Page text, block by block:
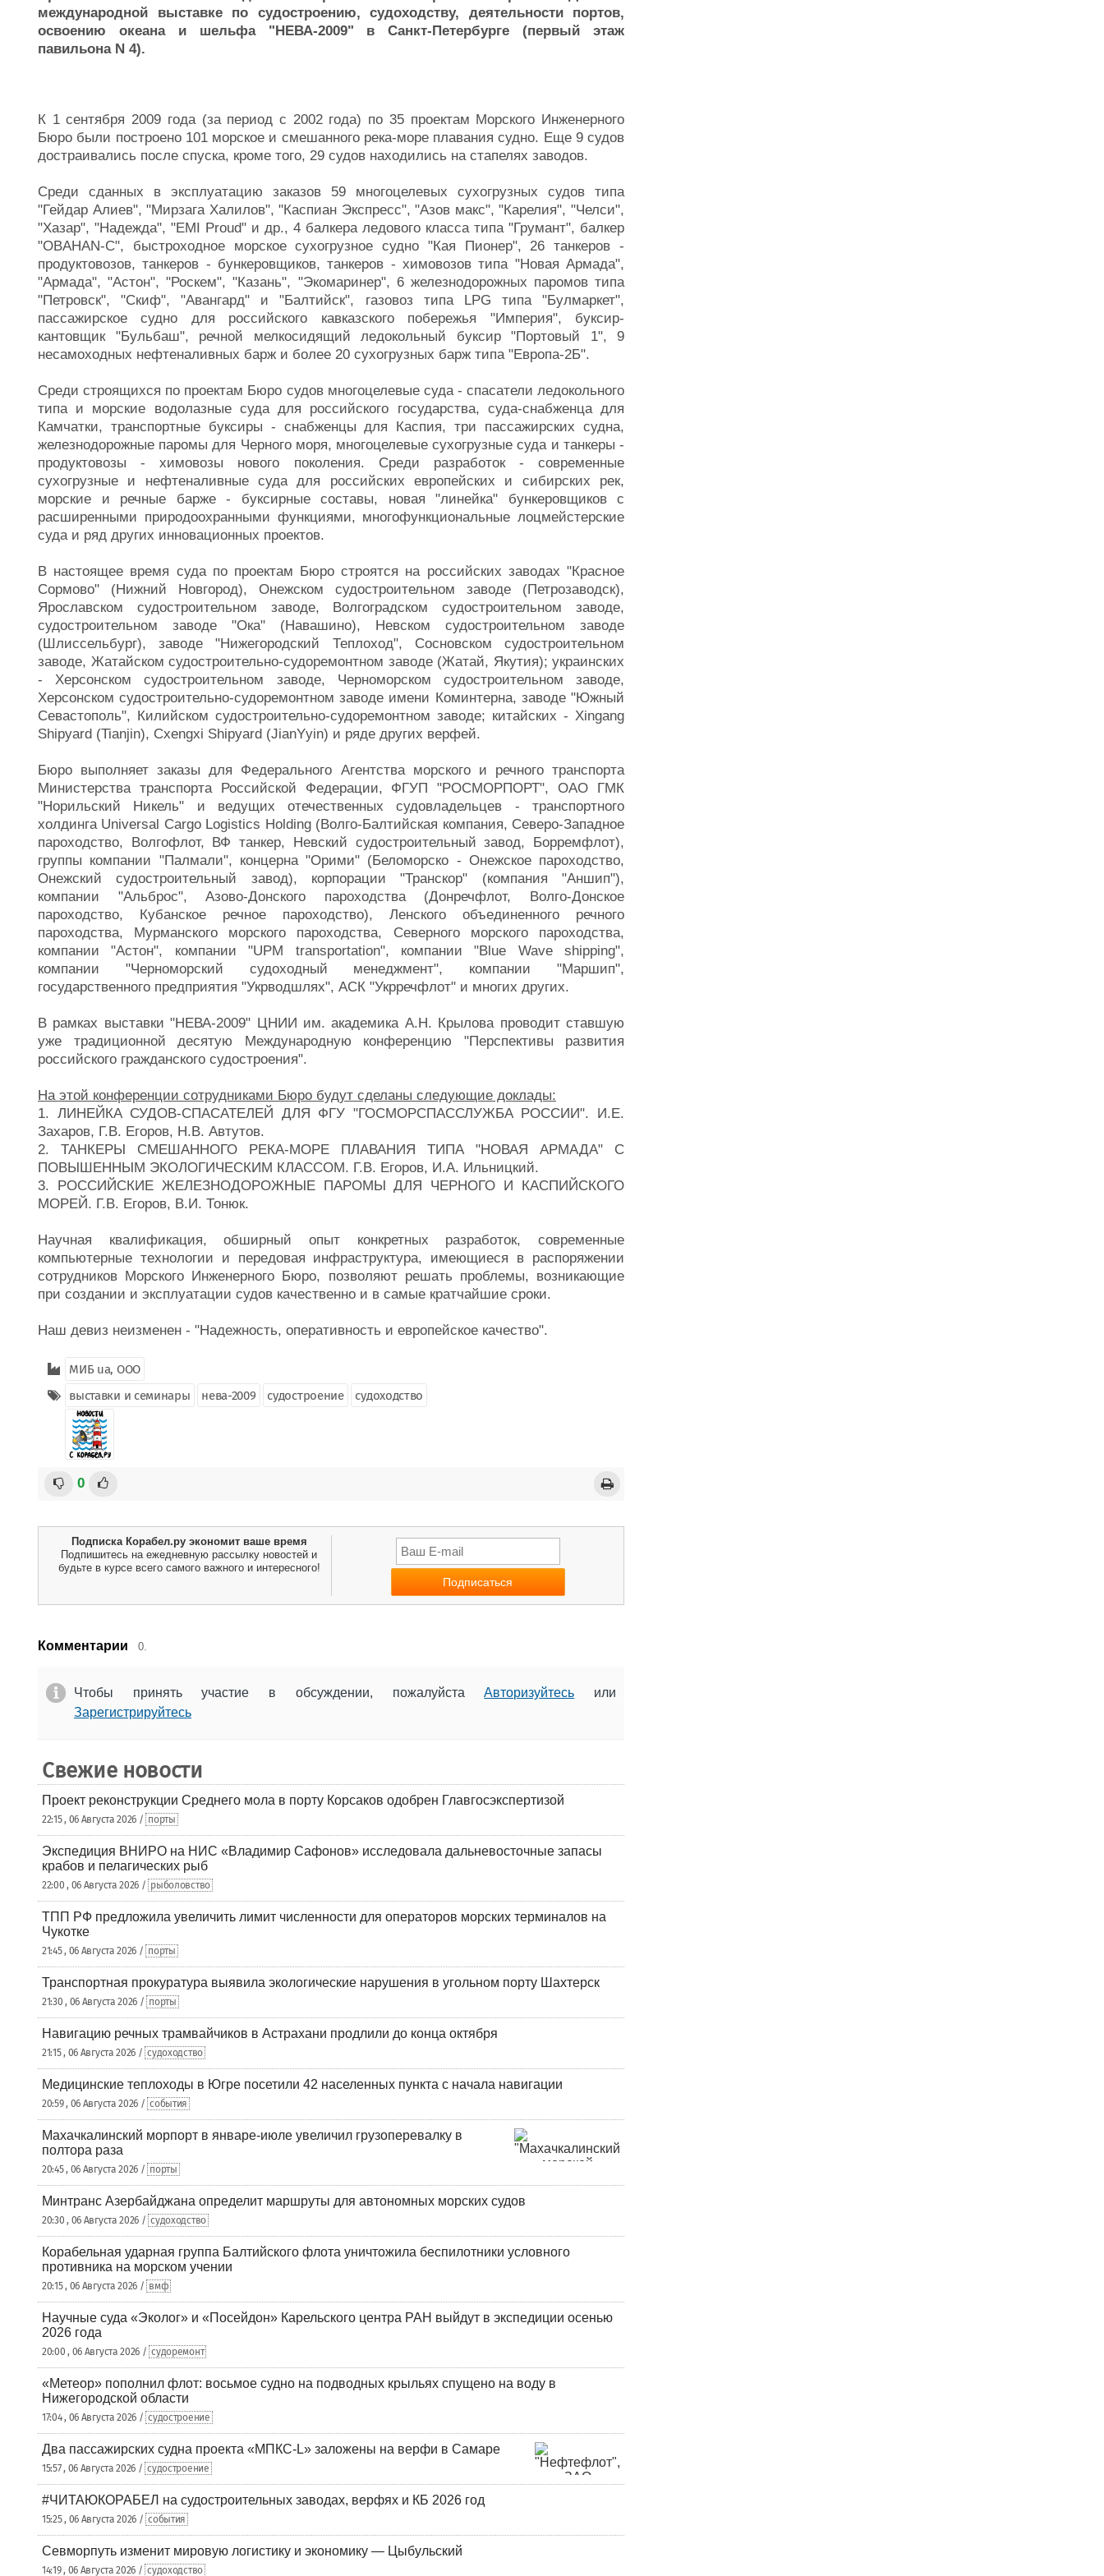
международной выставке по судостроению, судоходству, деятельности портов,
освоению океана и шельфа "НЕВА-2009" в Санкт-Петербурге (первый этаж
павильона N 4).
К 1 сентября 2009 года (за период с 2002 года) по 35 проектам Морского Инженерного
Бюро были построено 101 морское и смешанного река-море плавания судно. Еще 9 судов
достраивались после спуска, кроме того, 29 судов находились на стапелях заводов.
Среди сданных в эксплуатацию заказов 59 многоцелевых сухогрузных судов типа
"Гейдар Алиев", "Мирзага Халилов", "Каспиан Экспресс", "Азов макс", "Карелия", "Челси",
"Хазар", "Надежда", "EMI Proud" и др., 4 балкера ледового класса типа "Грумант", балкер
"OBAHAN-C", быстроходное морское сухогрузное судно "Кая Пионер", 26 танкеров -
продуктовозов, танкеров - бункеровщиков, танкеров - химовозов типа "Новая Армада",
"Армада", "Астон", "Роскем", "Казань", "Экомаринер", 6 железнодорожных паромов типа
"Петровск", "Скиф", "Авангард" и "Балтийск", газовоз типа LPG типа "Булмаркет",
пассажирское судно для российского кавказского побережья "Империя", буксир-
кантовщик "Бульбаш", речной мелкосидящий ледокольный буксир "Портовый 1", 9
несамоходных нефтеналивных барж и более 20 сухогрузных барж типа "Европа-2Б".
Среди строящихся по проектам Бюро судов многоцелевые суда - спасатели ледокольного
типа и морские водолазные суда для российского государства, суда-снабженца для
Камчатки, транспортные буксиры - снабженцы для Каспия, три пассажирских судна,
железнодорожные паромы для Черного моря, многоцелевые сухогрузные суда и танкеры -
продуктовозы - химовозы нового поколения. Среди разработок - современные
сухогрузные и нефтеналивные суда для российских европейских и сибирских рек,
морские и речные барже - буксирные составы, новая "линейка" бункеровщиков с
расширенными природоохранными функциями, многофункциональные лоцмейстерские
суда и ряд других инновационных проектов.
В настоящее время суда по проектам Бюро строятся на российских заводах "Красное
Сормово" (Нижний Новгород), Онежском судостроительном заводе (Петрозаводск),
Ярославском судостроительном заводе, Волгоградском судостроительном заводе,
судостроительном заводе "Ока" (Навашино), Невском судостроительном заводе
(Шлиссельбург), заводе "Нижегородский Теплоход", Сосновском судостроительном
заводе, Жатайском судостроительно-судоремонтном заводе (Жатай, Якутия); украинских
- Херсонском судостроительном заводе, Черноморском судостроительном заводе,
Херсонском судостроительно-судоремонтном заводе имени Коминтерна, заводе "Южный
Севастополь", Килийском судостроительно-судоремонтном заводе; китайских - Xingang
Shipyard (Tianjin), Cxengxi Shipyard (JianYyin) и ряде других верфей.
Бюро выполняет заказы для Федерального Агентства морского и речного транспорта
Министерства транспорта Российской Федерации, ФГУП "РОСМОРПОРТ", ОАО ГМК
"Норильский Никель" и ведущих отечественных судовладельцев - транспортного
холдинга Universal Cargo Logistics Holding (Волго-Балтийская компания, Северо-Западное
пароходство, Волгофлот, ВФ танкер, Невский судостроительный завод, Борремфлот),
группы компании "Палмали", концерна "Орими" (Беломорско - Онежское пароходство,
Онежский судостроительный завод), корпорации "Транскор" (компания "Аншип"),
компании "Альброс", Азово-Донского пароходства (Донречфлот, Волго-Донское
пароходство, Кубанское речное пароходство), Ленского объединенного речного
пароходства, Мурманского морского пароходства, Северного морского пароходства,
компании "Астон", компании "UPM transportation", компании "Blue Wave shipping",
компании "Черноморский судоходный менеджмент", компании "Маршип",
государственного предприятия "Укрводшлях", АСК "Укрречфлот" и многих других.
В рамках выставки "НЕВА-2009" ЦНИИ им. академика А.Н. Крылова проводит ставшую
уже традиционной десятую Международную конференцию "Перспективы развития
российского гражданского судостроения".
На этой конференции сотрудниками Бюро будут сделаны следующие доклады:
1. ЛИНЕЙКА СУДОВ-СПАСАТЕЛЕЙ ДЛЯ ФГУ "ГОСМОРСПАССЛУЖБА РОССИИ". И.Е.
Захаров, Г.В. Егоров, Н.В. Автутов.
2. ТАНКЕРЫ СМЕШАННОГО РЕКА-МОРЕ ПЛАВАНИЯ ТИПА "НОВАЯ АРМАДА" С
ПОВЫШЕННЫМ ЭКОЛОГИЧЕСКИМ КЛАССОМ. Г.В. Егоров, И.А. Ильницкий.
3. РОССИЙСКИЕ ЖЕЛЕЗНОДОРОЖНЫЕ ПАРОМЫ ДЛЯ ЧЕРНОГО И КАСПИЙСКОГО
МОРЕЙ. Г.В. Егоров, В.И. Тонюк.
Научная квалификация, обширный опыт конкретных разработок, современные
компьютерные технологии и передовая инфраструктура, имеющиеся в распоряжении
сотрудников Морского Инженерного Бюро, позволяют решать проблемы, возникающие
при создании и эксплуатации судов качественно и в самые кратчайшие сроки.
Наш девиз неизменен - "Надежность, оперативность и европейское качество".
МИБ ua, ООО
выставки и семинары
нева-2009 судостроение судоходство
0
Подписка Корабел.ру экономит ваше время
Подпишитесь на ежедневную рассылку новостей и
будьте в курсе всего самого важного и интересного!
Комментарии 0.
Чтобы принять участие в обсуждении, пожалуйстаАвторизуйтесь или
Зарегистрируйтесь
Свежие новости
Проект реконструкции Среднего мола в порту Корсаков одобрен Главгосэкспертизой
22:15 , 06 Августа 2026 / порты
Экспедиция ВНИРО на НИС «Владимир Сафонов» исследовала дальневосточные запасы
крабов и пелагических рыб
22:00 , 06 Августа 2026 / рыболовство
ТПП РФ предложила увеличить лимит численности для операторов морских терминалов на
Чукотке
21:45 , 06 Августа 2026 / порты
Транспортная прокуратура выявила экологические нарушения в угольном порту Шахтерск
21:30 , 06 Августа 2026 / порты
Навигацию речных трамвайчиков в Астрахани продлили до конца октября
21:15 , 06 Августа 2026 / судоходство
Медицинские теплоходы в Югре посетили 42 населенных пункта с начала навигации
20:59 , 06 Августа 2026 / события
Махачкалинский морпорт в январе-июле увеличил грузоперевалку в
полтора раза
20:45 , 06 Августа 2026 / порты
Минтранс Азербайджана определит маршруты для автономных морских судов
20:30 , 06 Августа 2026 / судоходство
Корабельная ударная группа Балтийского флота уничтожила беспилотники условного
противника на морском учении
20:15 , 06 Августа 2026 / вмф
Научные суда «Эколог» и «Посейдон» Карельского центра РАН выйдут в экспедиции осенью
2026 года
20:00 , 06 Августа 2026 / судоремонт
«Метеор» пополнил флот: восьмое судно на подводных крыльях спущено на воду в
Нижегородской области
17:04 , 06 Августа 2026 / судостроение
Два пассажирских судна проекта «МПКС-L» заложены на верфи в Самаре
15:57 , 06 Августа 2026 / судостроение
#ЧИТАЮКОРАБЕЛ на судостроительных заводах, верфях и КБ 2026 год
15:25 , 06 Августа 2026 / события
Севморпуть изменит мировую логистику и экономику — Цыбульский
14:19 , 06 Августа 2026 / судоходство